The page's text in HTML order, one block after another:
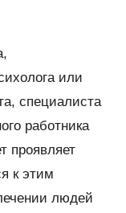
или
специалиста
работника
проявляет
к этим
людей